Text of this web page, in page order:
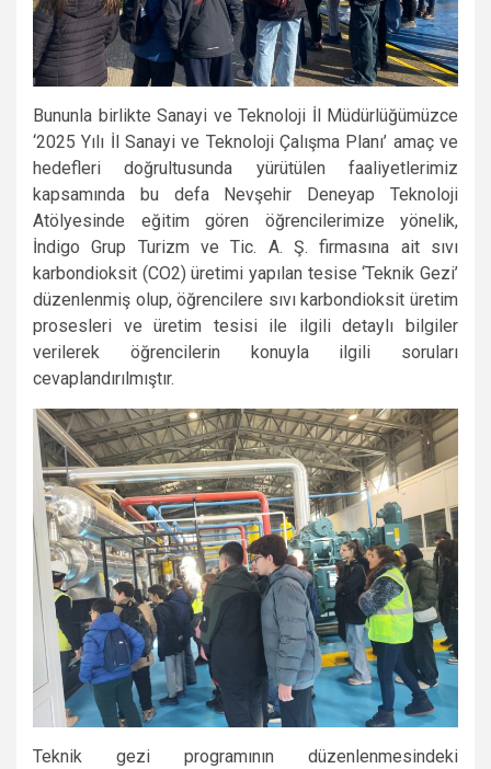
Bununla birlikte Sanayi ve Teknoloji İl Müdürlüğümüzce
‘2025 Yılı İl Sanayi ve Teknoloji Çalışma Planı’ amaç ve
hedefleri doğrultusunda yürütülen faaliyetlerimiz
kapsamında bu defa Nevşehir Deneyap Teknoloji
Atölyesinde eğitim gören öğrencilerimize yönelik,
İndigo Grup Turizm ve Tic. A. Ş. firmasına ait sıvı
karbondioksit (CO2) üretimi yapılan tesise ‘Teknik Gezi’
düzenlenmiş olup, öğrencilere sıvı karbondioksit üretim
prosesleri ve üretim tesisi ile ilgili detaylı bilgiler
verilerek öğrencilerin konuyla ilgili soruları
cevaplandırılmıştır.
Teknik gezi programının düzenlenmesindeki